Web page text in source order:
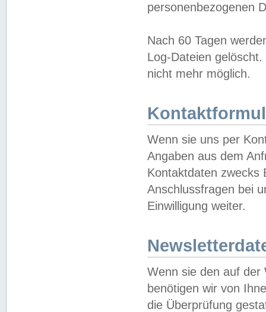
personenbezogenen
Nach 60 Tagen
Log-Dateien
nicht mehr möglich.
Wenn sie uns per
Angaben aus dem
Kontaktdaten zwecks
Anschlussfragen bei
Einwilligung weiter.
Wenn sie den auf der
benötigen wir von
die Überprüfung